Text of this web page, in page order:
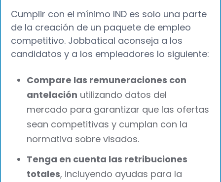
Cumplir con el mínimo IND es solo una parte
de la creación de un paquete de empleo
competitivo. Jobbatical aconseja a los
candidatos y a los empleadores lo siguiente:
Compare las remuneraciones con
antelación utilizando datos del
mercado para garantizar que las ofertas
sean competitivas y cumplan con la
normativa sobre visados.
Tenga en cuenta las retribuciones
totales, incluyendo ayudas para la